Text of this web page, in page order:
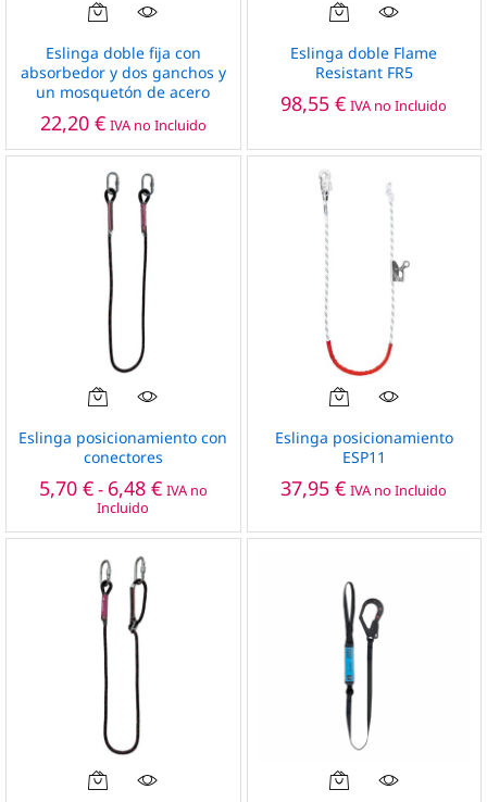
Este
producto
tiene
múltiples
variantes.
pueden
elegir
página
producto
Eslinga doble fija con
absorbedor y dos ganchos y
un mosquetón de acero
22,20 € IVA no Incluido
Eslinga doble Flame
Resistant FR5
98,55€ IVA no Incluido
Este
producto
tiene
múltiples
variantes.
se
pueden
elegir
en
página
de
producto
Eslinga posicionamiento con
conectores
5,70 €- 6,48 €Rango
de
desde
IVA no
Incluido
Eslinga posicionamiento
ESP11
37,95€ IVA no Incluido
Este